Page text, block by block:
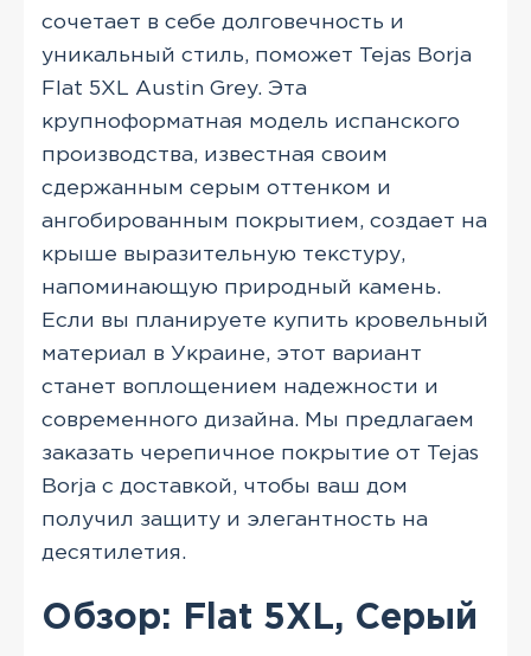
сочетает в себе долговечность и
уникальный стиль, поможет Tejas Borja
Flat 5XL Austin Grey. Эта
крупноформатная модель испанского
производства, известная своим
сдержанным серым оттенком и
ангобированным покрытием, создает на
крыше выразительную текстуру,
напоминающую природный камень.
Если вы планируете купить кровельный
материал в Украине, этот вариант
станет воплощением надежности и
современного дизайна. Мы предлагаем
заказать черепичное покрытие от Tejas
Borja с доставкой, чтобы ваш дом
получил защиту и элегантность на
десятилетия.
Обзор: Flat 5XL, Серый